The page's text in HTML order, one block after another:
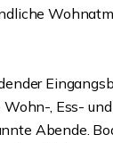
, Ess-
Abende.